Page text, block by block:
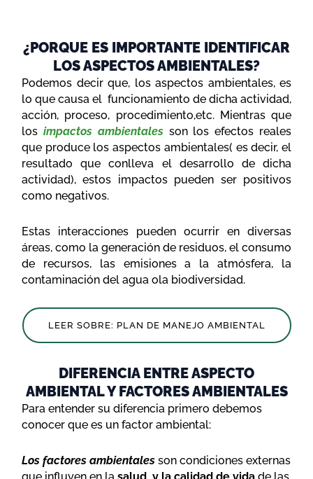
¿PORQUE ES IMPORTANTE IDENTIFICAR
LOS ASPECTOS AMBIENTALES?
Podemos decir que, los aspectos ambientales, es
lo que causa el funcionamiento de dicha actividad,
acción, proceso, procedimiento,etc. Mientras que
los impactos ambientales son los efectos reales
que produce los aspectos ambientales( es decir, el
resultado que conlleva el desarrollo de dicha
actividad), estos impactos pueden ser positivos
como negativos.
Estas interacciones pueden ocurrir en diversas
áreas, como la generación de residuos, el consumo
de recursos, las emisiones a la atmósfera, la
contaminación del agua ola biodiversidad.
LEER SOBRE: PLAN DE MANEJO AMBIENTAL
DIFERENCIA ENTRE ASPECTO
AMBIENTAL Y FACTORES AMBIENTALES
Para entender su diferencia primero debemos
conocer que es un factor ambiental:
Los factores ambientales son condiciones externas
que influyen en la salud, y la calidad de vida de las